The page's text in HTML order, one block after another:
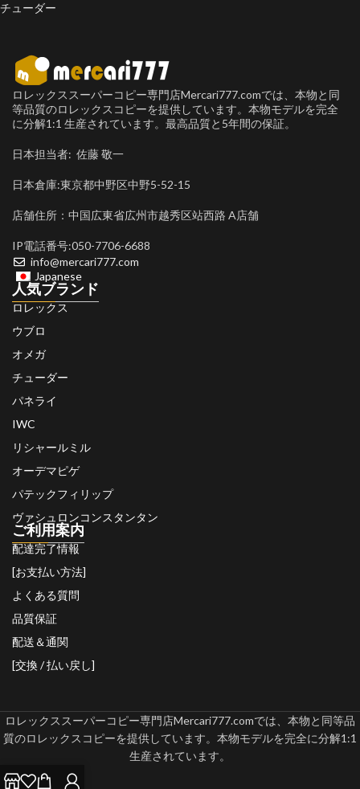
チューダー
ロレックススーパーコピー専門店Mercari777.comでは、本物と同
等品質のロレックスコピーを提供しています。本物モデルを完全
に分解1:1 生産されています。最高品質と5年間の保証。
日本担当者: 佐藤 敬一
日本倉庫:東京都中野区中野5-52-15
店舗住所：中国広東省広州市越秀区站西路 A店舗
IP電話番号:050-7706-6688
info@mercari777.com
Japanese
人気ブランド
ロレックス
ウブロ
オメガ
チューダー
パネライ
IWC
リシャールミル
オーデマピゲ
パテックフィリップ
ヴァシュロンコンスタンタン
ご利用案内
配達完了情報
[お支払い方法]
よくある質問
品質保証
配送＆通関
[交換 / 払い戻し]
ロレックススーパーコピー専門店Mercari777.comでは、本物と同等品
質のロレックスコピーを提供しています。本物モデルを完全に分解1:1
生産されています。